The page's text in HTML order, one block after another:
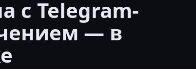
с Telegram-
— в